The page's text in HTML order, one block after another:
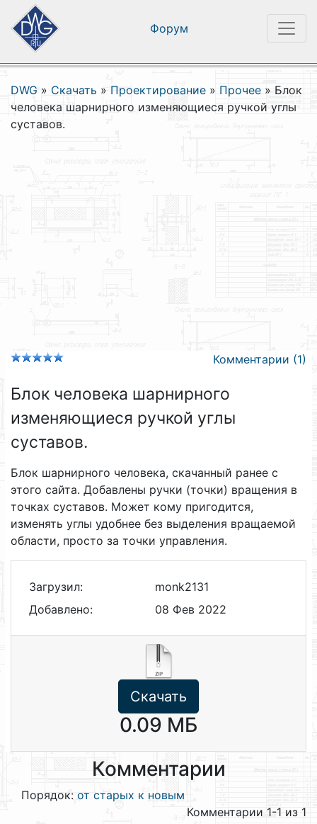
Форум
DWG » Скачать » Проектирование » Прочее » Блок
человека шарнирного изменяющиеся ручкой углы
суставов.
Комментарии (1)
Блок человека шарнирного
изменяющиеся ручкой углы
суставов.
Блок шарнирного человека, скачанный ранее с
этого сайта. Добавлены ручки (точки) вращения в
точках суставов. Может кому пригодится,
изменять углы удобнее без выделения вращаемой
области, просто за точки управления.
Загрузил:
monk2131
Добавлено:
08 Фев 2022
Скачать
0.09 МБ
Комментарии
Порядок: от старых к новым
Комментарии 1-1 из 1